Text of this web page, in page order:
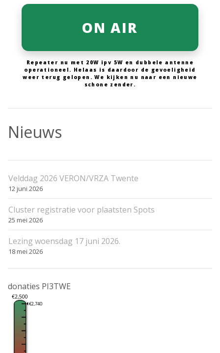
ON AIR
Repeater nu met 20W ipv 5W en dubbele antenne
operationeel. Helaas is daardoor de gevoeligheid
weer terug gelopen. We kijken nu naar een nieuwe
schone zender.
Nieuws
Velddag 2026 VERON/VRZA Twente
12 juni 2026
Cluster registratie voor plaatsten Spots
25 mei 2026
Lezing woensdag 17 juni 2026.
18 mei 2026
donaties PI3TWE
€2,500
€2,740